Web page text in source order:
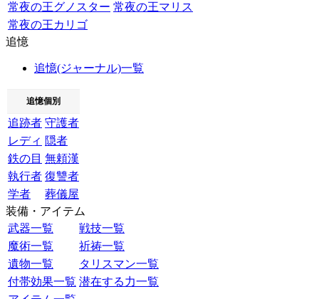
常夜の王グノスター 常夜の王マリス
常夜の王カリゴ
追憶
追憶(ジャーナル)一覧
追憶個別
追跡者 守護者
レディ 隠者
鉄の目 無頼漢
執行者 復讐者
学者
葬儀屋
装備・アイテム
武器一覧
戦技一覧
魔術一覧
祈祷一覧
遺物一覧
タリスマン一覧
付帯効果一覧 潜在する力一覧